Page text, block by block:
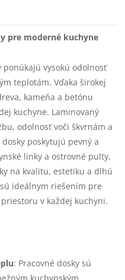
pre moderné kuchyne
ponúkajú vysokú odolnosť
teplotám. Vďaka širokej
kameňa a betónu
kuchyne. Laminovaný
odolnosť voči škvrnám a
poskytujú pevný a
linky a ostrovné pulty,
na kvalitu, estetiku a dlhú
ideálnym riešením pre
v každej kuchyni.
: Pracovné dosky sú